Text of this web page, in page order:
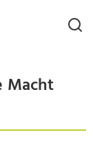
Macht